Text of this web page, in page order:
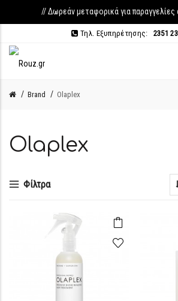
// Δωρεάν μεταφορικά για
Τηλ. Εξυπηρέτησης: 2351
Brand Olaplex
Olaplex
Φίλτρα